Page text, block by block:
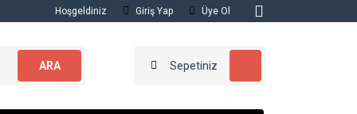
Hoşgeldiniz Giriş Yap Üye Ol
ARA Sepetiniz